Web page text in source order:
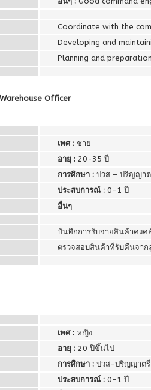
Coordinate with the
Developing and
Planning and
Officer
เพศ : ชาย
อายุ : 20-35 ปี
การศึกษา : ปวส – ปริญญา
ประสบการณ์ : 0-1 ปี
อื่นๆ
บันทึกการรับจ่ายสินค้าคงค
ตรวจสอบสินค้าที่รับคืนจา
เพศ : หญิง
อายุ : 20 ปีขึ้นไป
การศึกษา : ปวส-ปริญญาตรี
ประสบการณ์ : 0-1 ปี